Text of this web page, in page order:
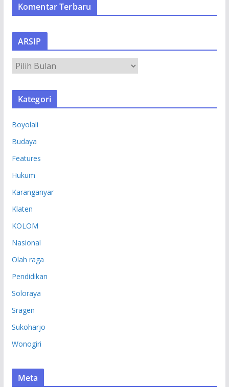
Komentar Terbaru
ARSIP
R
S
Kategori
Boyolali
Budaya
Features
Hukum
Karanganyar
Klaten
KOLOM
Nasional
Olah raga
Pendidikan
Soloraya
Sragen
Sukoharjo
Wonogiri
Meta